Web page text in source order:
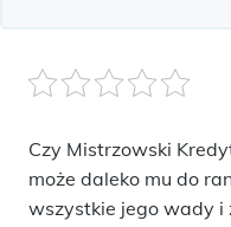
Czy Mistrzowski
może daleko mu do
wszystkie jego wady i